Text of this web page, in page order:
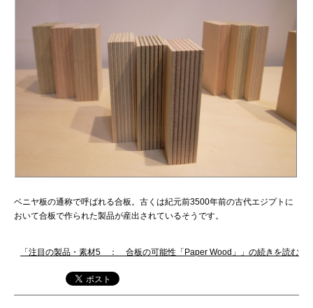
ベニヤ板の通称で呼ばれる合板。古くは紀元前3500年前の古代エジプトに
おいて合板で作られた製品が産出されているそうです。
「注目の製品・素材5 ： 合板の可能性「Paper Wood」」の続きを読む